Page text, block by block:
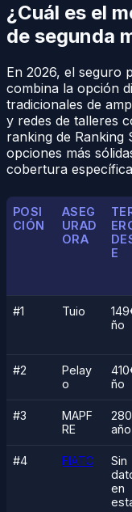
¿Cuál es el
de segunda
En 2026, el seguro
combina la opción
tradicionales de
y redes de talleres
ranking de Ranking
opciones más
cobertura
POSI
CIÓN
ASEG
URAD
ORA
E
#1 Tuio
ño
#2
Pelay
o
ño
#3
MAPF
RE
año
#4 FIATC
Sin
en